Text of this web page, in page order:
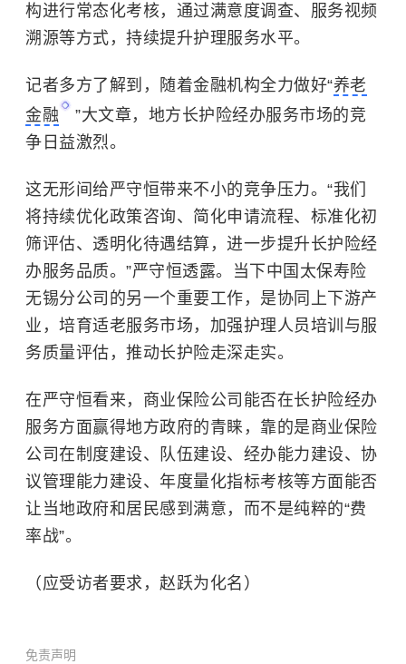
构进行常态化考核，通过满意度调查、服务视频
溯源等方式，持续提升护理服务水平。
记者多方了解到，随着金融机构全力做好“养老
金融
”大文章，地方长护险经办服务市场的竞
争日益激烈。
这无形间给严守恒带来不小的竞争压力。“我们
将持续优化政策咨询、简化申请流程、标准化初
筛评估、透明化待遇结算，进一步提升长护险经
办服务品质。”严守恒透露。当下中国太保寿险
无锡分公司的另一个重要工作，是协同上下游产
业，培育适老服务市场，加强护理人员培训与服
务质量评估，推动长护险走深走实。
在严守恒看来，商业保险公司能否在长护险经办
服务方面赢得地方政府的青睐，靠的是商业保险
公司在制度建设、队伍建设、经办能力建设、协
议管理能力建设、年度量化指标考核等方面能否
让当地政府和居民感到满意，而不是纯粹的“费
率战”。
（应受访者要求，赵跃为化名）
免责声明